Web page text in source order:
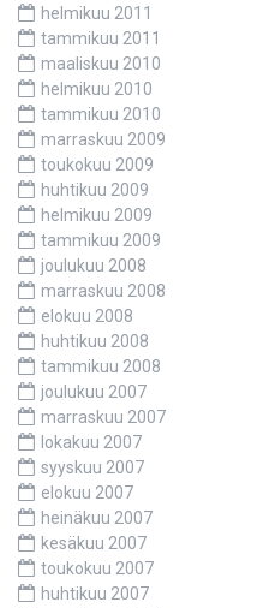
helmikuu 2011
tammikuu 2011
maaliskuu 2010
helmikuu 2010
tammikuu 2010
marraskuu 2009
toukokuu 2009
huhtikuu 2009
helmikuu 2009
tammikuu 2009
joulukuu 2008
marraskuu 2008
elokuu 2008
huhtikuu 2008
tammikuu 2008
joulukuu 2007
marraskuu 2007
lokakuu 2007
syyskuu 2007
elokuu 2007
heinäkuu 2007
kesäkuu 2007
toukokuu 2007
huhtikuu 2007